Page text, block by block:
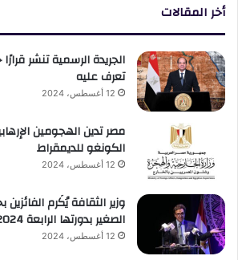
أخر المقالات
الجريدة الرسمية تنشر
تعرف عليه
12 أغسطس، 2024
مصر تدين الهجومين
الكونغو للديمقراط
12 أغسطس، 2024
وزير الثقافة يُكَرم الفائزين
الصغير بدورتها الرابعة 2024
12 أغسطس، 2024